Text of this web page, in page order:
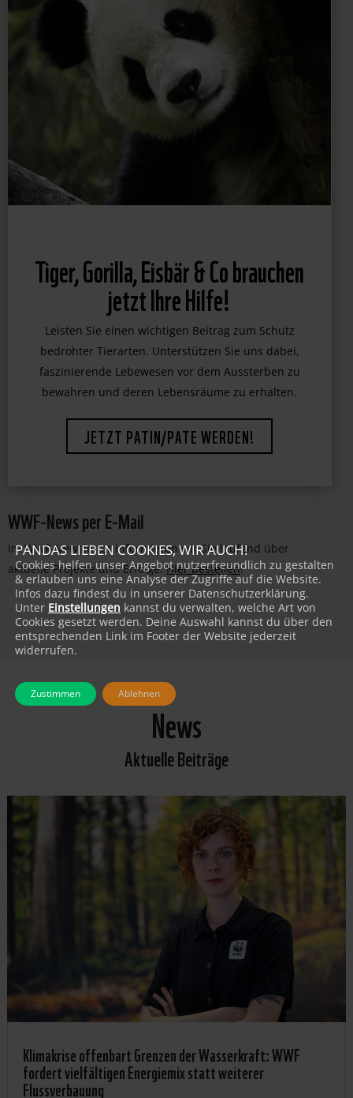
Tiger, Gorilla, Eisbär & Co brauchen
jetzt Ihre Hilfe!
Leisten Sie einen wichtigen Beitrag zum Schutz
bedrohter Tierarten. Unterstützen Sie uns dabei,
faszinierende Lebewesen vor dem Aussterben zu
bewahren und deren Lebensräume zu erhalten.
JETZT PATIN/PATE WERDEN!
WWF-News per E-Mail
Im WWF-Newsletter informieren wir Sie laufend über
aktuelle Projekte und Erfolge:Hier bestellen!
News
Aktuelle Beiträge
Klimakrise offenbart Grenzen der Wasserkraft: WWF
fordert vielfältigen Energiemix statt weiterer
Flussverbauung
PANDAS LIEBEN COOKIES, WIR AUCH!
Cookies helfen unser Angebot nutzerfreundlich zu gestalten
& erlauben uns eine Analyse der Zugriffe auf die Website.
Infos dazu findest du in unserer Datenschutzerklärung.
Unter Einstellungen kannst du verwalten, welche Art von
Cookies gesetzt werden. Deine Auswahl kannst du über den
entsprechenden Link im Footer der Website jederzeit
widerrufen.
Zustimmen Ablehnen